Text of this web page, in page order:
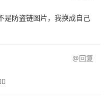
是防盗链图片，我换成自己
@回复